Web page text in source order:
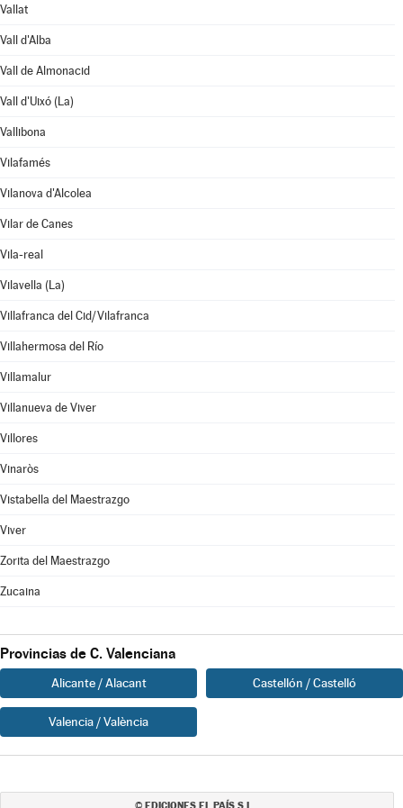
Vallat
Vall d'Alba
Vall de Almonacid
Vall d'Uixó (La)
Vallibona
Vilafamés
Vilanova d'Alcolea
Vilar de Canes
Vila-real
Vilavella (La)
Villafranca del Cid/Vilafranca
Villahermosa del Río
Villamalur
Villanueva de Viver
Villores
Vinaròs
Vistabella del Maestrazgo
Viver
Zorita del Maestrazgo
Zucaina
Provincias de C. Valenciana
Alicante / Alacant Castellón / Castelló
Valencia / València
EDICIONES EL PAÍS S.L.